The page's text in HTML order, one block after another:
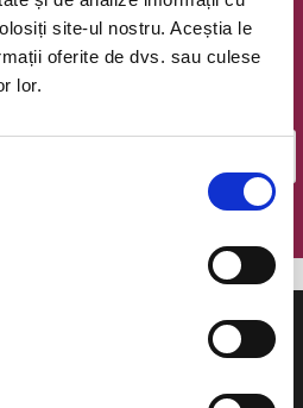
site-ul nostru. Aceștia le
oferite de dvs. sau culese
lor.
saptamanala cu cele mai noi